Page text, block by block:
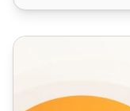
Функции на Live